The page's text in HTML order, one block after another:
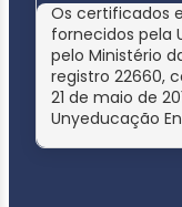
Os certificados
fornecidos pela
pelo Ministério
registro 22660,
21 de maio de
Unyeducação